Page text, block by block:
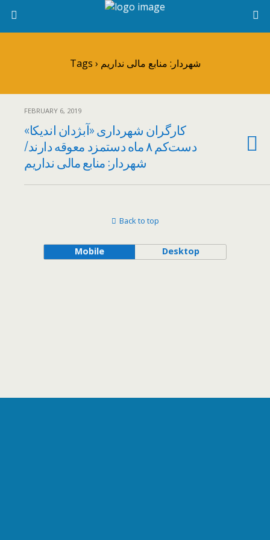
Tags › شهردار: منابع مالی نداریم
FEBRUARY 6, 2019
کارگران شهرداری «آبژدان اندیکا»
دست‌کم ۸ ماه دستمزد معوقه دارند/
شهردار: منابع مالی نداریم
Back to top
Mobile Desktop